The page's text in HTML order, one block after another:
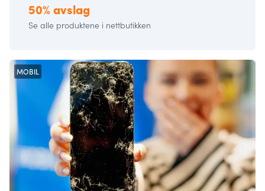
50% avslag
Se alle produktene i nettbutikken
MOBIL